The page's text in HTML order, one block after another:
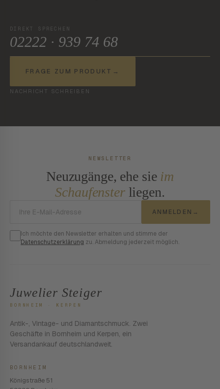
DIREKT SPRECHEN
02222 · 939 74 68
FRAGE ZUM PRODUKT →
NACHRICHT SCHREIBEN
NEWSLETTER
Neuzugänge, ehe sie im
Schaufensterliegen.
ANMELDEN →
Ich möchte den Newsletter erhalten und stimme der
Datenschutzerklärung zu. Abmeldung jederzeit möglich.
Juwelier Steiger
BORNHEIM · KERPEN
Antik-, Vintage- und Diamantschmuck. Zwei
Geschäfte in Bornheim und Kerpen, ein
Versandankauf deutschlandweit.
BORNHEIM
Königstraße 51